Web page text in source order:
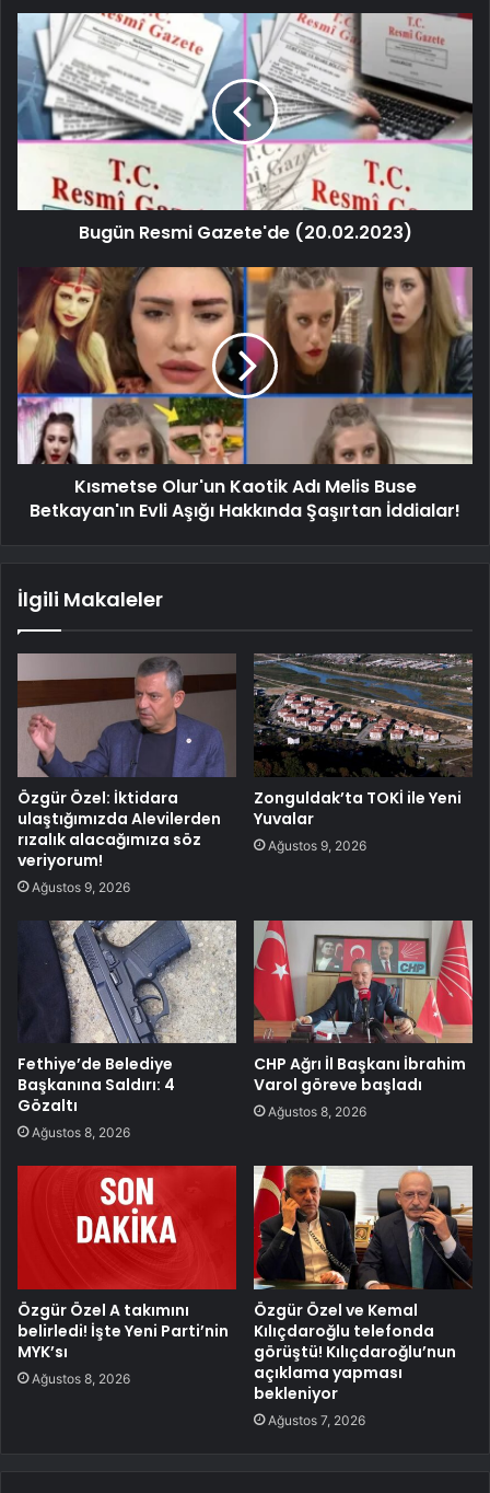
Bugün Resmi Gazete'de (20.02.2023)
Kısmetse Olur'un Kaotik Adı Melis Buse
Betkayan'ın Evli Aşığı Hakkında Şaşırtan İddialar!
İlgili Makaleler
Özgür Özel: İktidara
ulaştığımızda Alevilerden
rızalık alacağımıza söz
veriyorum!
Ağustos 9, 2026
Zonguldak’ta TOKİ ile Yeni
Yuvalar
Ağustos 9, 2026
Fethiye’de Belediye
Başkanına Saldırı: 4
Gözaltı
Ağustos 8, 2026
CHP Ağrı İl Başkanı İbrahim
Varol göreve başladı
Ağustos 8, 2026
Özgür Özel A takımını
belirledi! İşte Yeni Parti’nin
MYK’sı
Ağustos 8, 2026
Özgür Özel ve Kemal
Kılıçdaroğlu telefonda
görüştü! Kılıçdaroğlu’nun
açıklama yapması
bekleniyor
Ağustos 7, 2026